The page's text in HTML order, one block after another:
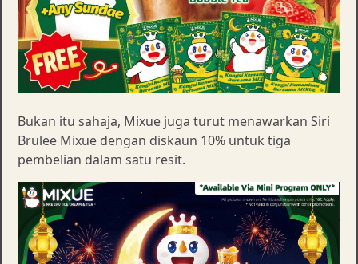
Bukan itu sahaja, Mixue juga turut menawarkan Siri
Brulee Mixue dengan diskaun 10% untuk tiga
pembelian dalam satu resit.